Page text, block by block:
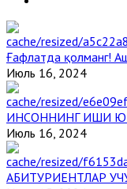
Ғафлатда қолманг!
Июль 16, 2024
ИНСОННИНГ ИШИ
Июль 16, 2024
АБИТУРИЕНТЛАР